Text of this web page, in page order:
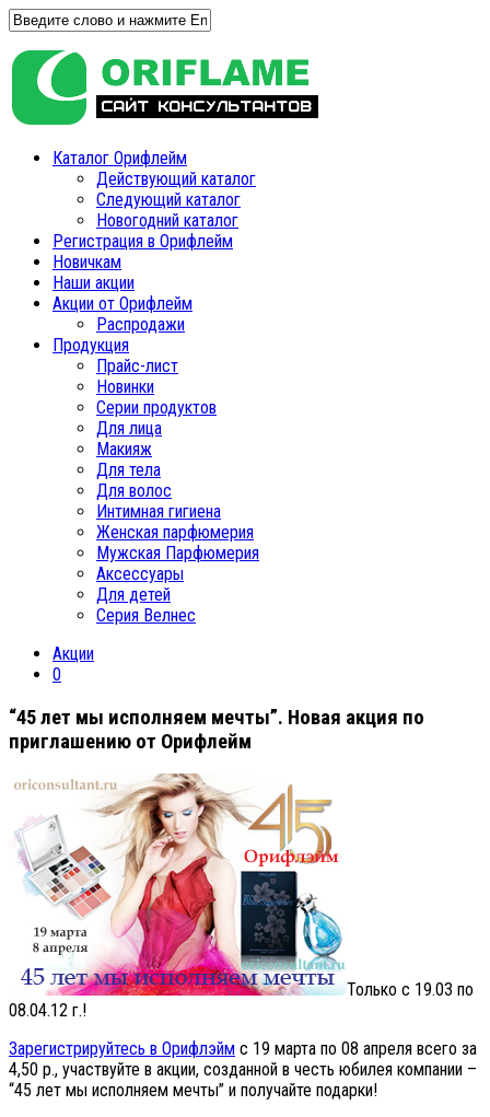
Каталог Орифлейм
Действующий каталог
Следующий каталог
Новогодний каталог
Регистрация в Орифлейм
Новичкам
Наши акции
Акции от Орифлейм
Распродажи
Продукция
Прайс-лист
Новинки
Серии продуктов
Для лица
Макияж
Для тела
Для волос
Интимная гигиена
Женская парфюмерия
Мужская Парфюмерия
Аксессуары
Для детей
Серия Велнес
Акции
0
“45 лет мы исполняем мечты”. Новая акция по
приглашению от Орифлейм
Только с 19.03 по
08.04.12 г.!
Зарегистрируйтесь в Орифлэйм с 19 марта по 08 апреля всего за
4,50 р., участвуйте в акции, созданной в честь юбилея компании –
“45 лет мы исполняем мечты” и получайте подарки!